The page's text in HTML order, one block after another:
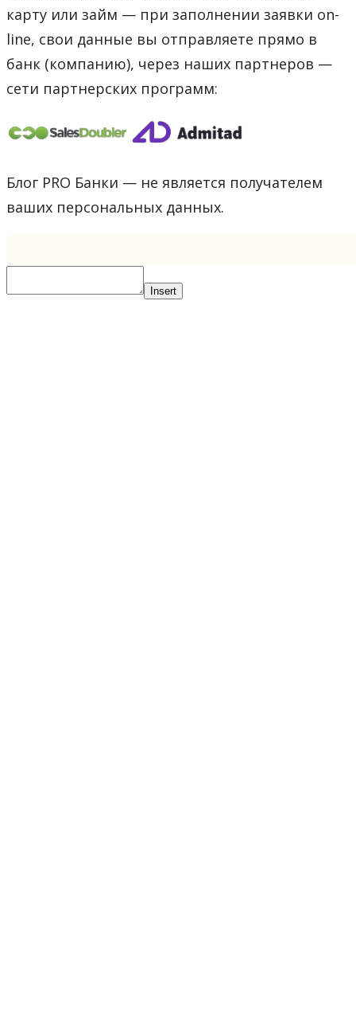
карту или займ — при заполнении заявки on-
line, свои данные вы отправляете прямо в
банк (компанию), через наших партнеров —
сети партнерских программ:
Блог PRO Банки — не является получателем
ваших персональных данных.
Insert